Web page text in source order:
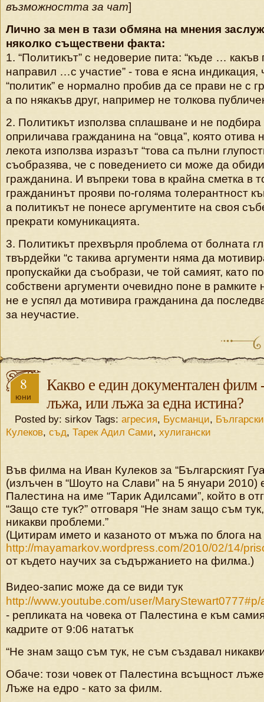
възможността за чат]
Лично за мен в тази обмяна на мнения
няколко съществени факта:
1. “Политикът” с недоверие пита: “къде … какъв
направил …с участие” - това е ясна индикация,
“политик” е нормално пробив да се прави не с
а по някакъв друг, например не толкова
2. Политикът използва сплашване и не
оприличава гражданина на “овца”, която отива
лекота използва изразът “това са пълни
съобразява, че с поведението си може да
гражданина. И въпреки това в крайна сметка в
гражданинът прояви по-голяма толерантност
а политикът не понесе аргументите на своя
прекрати комуникацията.
3. Политикът прехвърля проблема от болната
твърдейки “с такива аргументи няма да
пропускайки да съобрази, че той самият, като
собствени аргументи очевидно поне в рамките
не е успял да мотивира гражданина да
за неучастие.
8
юни
Какво е един документален филм
лъжа, или лъжа за една истина?
Posted by: sirkov Tags: агресия, Бусманци,
Кулеков, съд, Тарек Адил Сами, хулигански
Във филма на Иван Кулеков за “Българският
(излъчен в “Шоуто на Слави” на 5 януари 2010)
Палестина на име “Тарик Адилсами”, който в
“Защо сте тук?” отговаря “Не знам защо съм
никакви проблеми.”
(Цитирам името и казаното от мъжа по блога на
http://mayamarkov.wordpress.com/2010/02/14/
от където научих за съдържанието на филма.)
Видео-запис може да се види тук
http://www.youtube.com/user/MaryStewart0777#p/
- репликата на човека от Палестина е към
кадрите от 9:06 нататък
“Не знам защо съм тук, не съм създавал
Обаче: този човек от Палестина всъщност
Лъже на едро - като за филм.